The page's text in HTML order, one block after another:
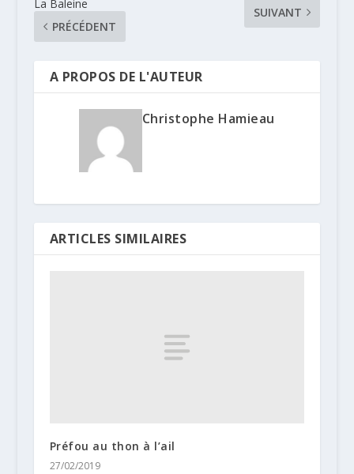
La Baleine
PRÉCÉDENT
SUIVANT
A PROPOS DE L'AUTEUR
Christophe Hamieau
ARTICLES SIMILAIRES
Préfou au thon à l’ail
27/02/2019